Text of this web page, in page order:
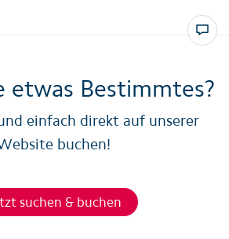
etwas Bestimmtes?
einfach direkt auf unserer
buchen!
suchen & buchen